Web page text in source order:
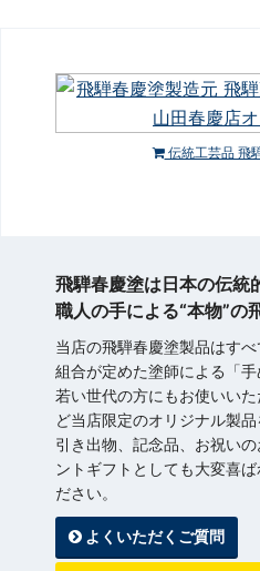
伝統工芸品 飛
飛騨春慶塗は日本の伝統
職人の手による“本物”の
当店の飛騨春慶塗製品はす
組合が定めた塗師による「手
若い世代の方にもお使いい
ど当店限定のオリジナル製
引き出物、記念品、お祝い
ントギフトとしても大変喜
ださい。
よくいただくご質問